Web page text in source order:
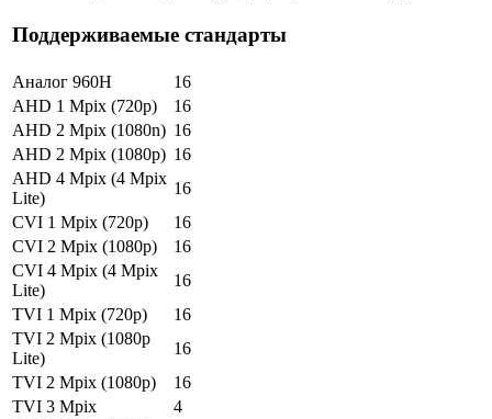
Поддерживаемые стандарты
Аналог 960H
16
AHD 1 Mpix (720p)
16
AHD 2 Mpix (1080n) 16
AHD 2 Mpix (1080p) 16
AHD 4 Mpix (4 Mpix
Lite)
16
CVI 1 Mpix (720p)
16
CVI 2 Mpix (1080p)
16
CVI 4 Mpix (4 Mpix
Lite)
16
TVI 1 Mpix (720p)
16
TVI 2 Mpix (1080p
Lite)
16
TVI 2 Mpix (1080p)
16
TVI 3 Mpix
4